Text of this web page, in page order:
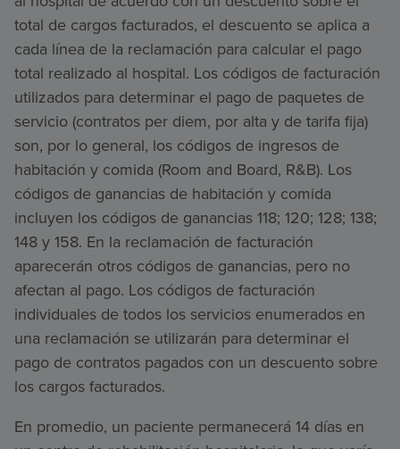
total de cargos facturados, el descuento se aplica a
cada línea de la reclamación para calcular el pago
total realizado al hospital. Los códigos de facturación
utilizados para determinar el pago de paquetes de
servicio (contratos per diem, por alta y de tarifa fija)
son, por lo general, los códigos de ingresos de
habitación y comida (Room and Board, R&B). Los
códigos de ganancias de habitación y comida
incluyen los códigos de ganancias 118; 120; 128; 138;
148 y 158. En la reclamación de facturación
aparecerán otros códigos de ganancias, pero no
afectan al pago. Los códigos de facturación
individuales de todos los servicios enumerados en
una reclamación se utilizarán para determinar el
pago de contratos pagados con un descuento sobre
los cargos facturados.
En promedio, un paciente permanecerá 14 días en